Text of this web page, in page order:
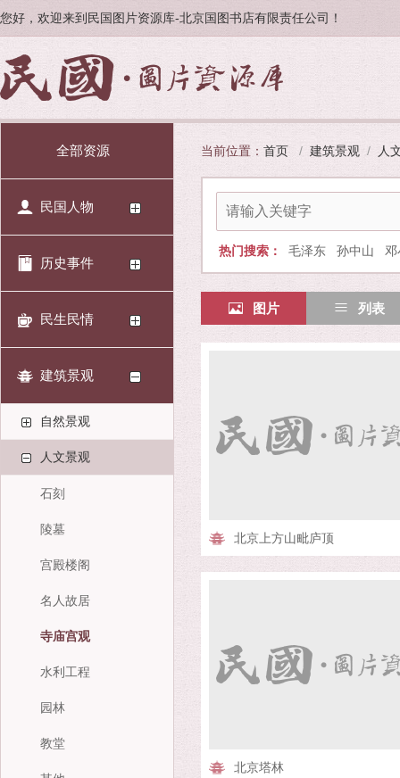
您好，欢迎来到民国图片资源库-北京国图书店有限责任公司！
全部资源
民国人物
历史事件
民生民情
建筑景观
自然景观
人文景观
石刻
陵墓
宫殿楼阁
名人故居
寺庙宫观
水利工程
园林
教堂
当前位置： 首页 / 建筑景观 / 人
热门搜索： 毛泽东 孙中山
图片 列表
北京上方山毗庐顶
北京塔林